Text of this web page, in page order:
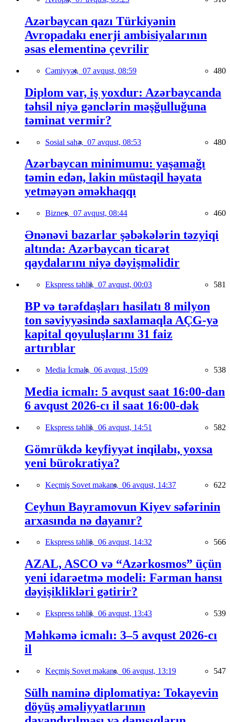
Azərbaycan qazı Türkiyənin
Avropadakı enerji ambisiyalarının
əsas elementinə çevrilir
Cəmiyyət, 07 avqust, 08:59 480
Diplom var, iş yoxdur: Azərbaycanda
təhsil niyə gənclərin məşğulluğuna
təminat vermir?
Sosial sahə, 07 avqust, 08:53 480
Azərbaycan minimumu: yaşamağı
təmin edən, lakin müstəqil həyata
yetməyən əməkhaqqı
Biznes, 07 avqust, 08:44 460
Ənənəvi bazarlar şəbəkələrin təzyiqi
altında: Azərbaycan ticarət
qaydalarını niyə dəyişməlidir
Ekspress təhlil, 07 avqust, 00:03 581
BP və tərəfdaşları hasilatı 8 milyon
ton səviyyəsində saxlamaqla AÇG-yə
kapital qoyuluşlarını 31 faiz
artırıblar
Media İcmalı, 06 avqust, 15:09 538
Media icmalı: 5 avqust saat 16:00-dan
6 avqust 2026-cı il saat 16:00-dək
Ekspress təhlil, 06 avqust, 14:51 582
Gömrükdə keyfiyyət inqilabı, yoxsa
yeni bürokratiya?
Keçmiş Sovet məkanı, 06 avqust, 14:37 622
Ceyhun Bayramovun Kiyev səfərinin
arxasında nə dayanır?
Ekspress təhlil, 06 avqust, 14:32 566
AZAL, ASCO və “Azərkosmos” üçün
yeni idarəetmə modeli: Fərman hansı
dəyişiklikləri gətirir?
Ekspress təhlil, 06 avqust, 13:43 539
Məhkəmə icmalı: 3–5 avqust 2026-cı
il
Keçmiş Sovet məkanı, 06 avqust, 13:19 547
Sülh naminə diplomatiya: Tokayevin
döyüş əməliyyatlarının